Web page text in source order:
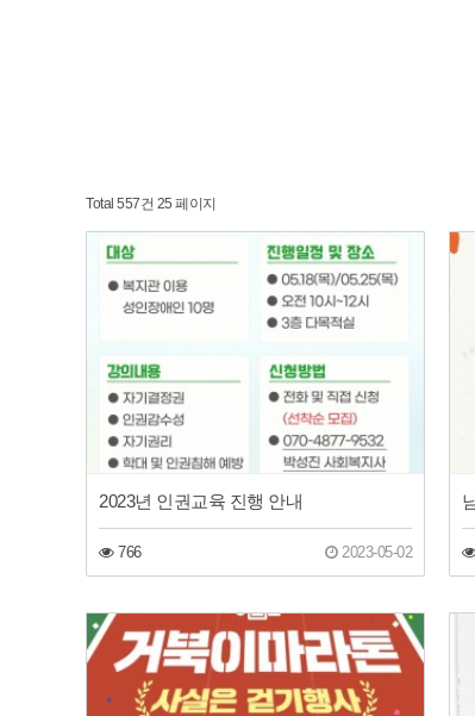
Total 557건 25 페이지
2023년 인권교육 진행 안내
766 2023-05-02